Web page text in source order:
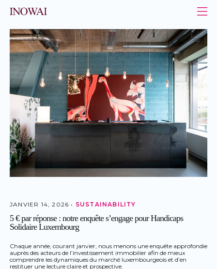
JANVIER 14, 2026 • SUSTAINABILITY
5 € par réponse : notre enquête s’engage pour Handicaps
Solidaire Luxembourg
Chaque année, courant janvier, nous menons une enquête approfondie
auprès des acteurs de l’investissement immobilier afin de mieux
comprendre les dynamiques du marché luxembourgeois et d’en
restituer une lecture claire et prospective.